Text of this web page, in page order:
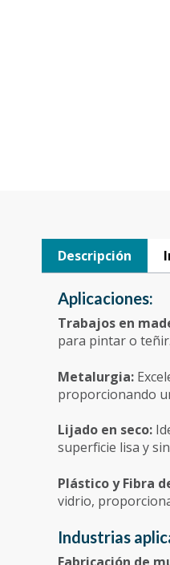
Descripción
Aplicaciones:
Trabajos en
para pintar o teñir.
Metalurgia:
proporcionando
Lijado en seco:
superficie lisa y
Plástico y Fibra
vidrio,
Industrias